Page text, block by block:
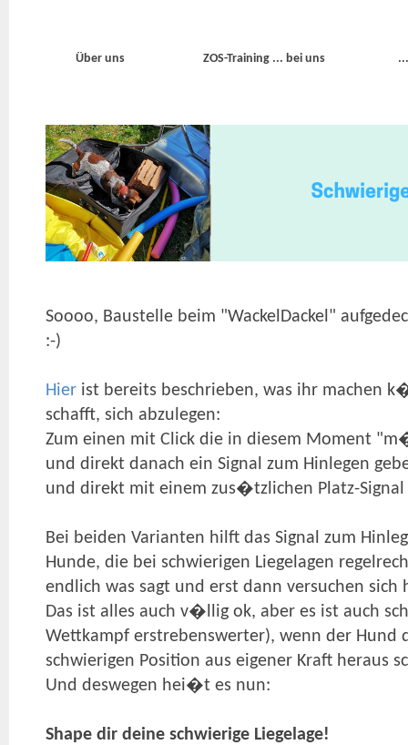
Über uns ZOS-Training ... bei uns
Soooo, Baustelle beim "WackelDackel"
:-)
Hierist bereits beschrieben, was ihr machen
schafft, sich abzulegen:
Zum einen mit Click die in diesem Moment
und direkt danach ein Signal zum Hinlegen
und direkt mit einem zus�tzlichen Platz-
Bei beiden Varianten hilft das Signal zum
Hunde, die bei schwierigen Liegelagen
endlich was sagt und erst dann versuchen sich
Das ist alles auch v�llig ok, aber es ist auch
Wettkampf erstrebenswerter), wenn der Hund
schwierigen Position aus eigener Kraft heraus
Und deswegen hei�t es nun:
Shape dir deine schwierige Liegelage!